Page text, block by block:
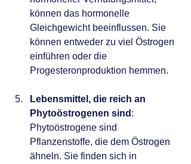
können das hormonelle
Gleichgewicht beeinflussen. Sie
können entweder zu viel Östrogen
einführen oder die
Progesteronproduktion hemmen.
Lebensmittel, die reich an
Phytoöstrogenen sind :
Phytoöstrogene sind
Pflanzenstoffe, die dem Östrogen
ähneln. Sie finden sich in